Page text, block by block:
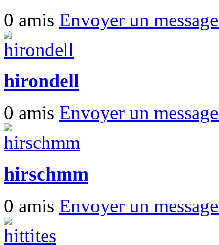
0 amis Envoyer un
hirondell
0 amis Envoyer un
hirschmm
0 amis Envoyer un